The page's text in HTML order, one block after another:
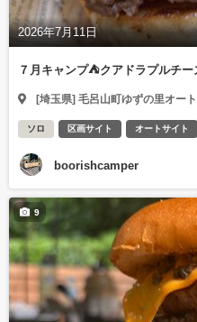
2026年7月11日
７月キャンプ⛺️クアドラプルチ
[埼玉県] 毛呂山町ゆずの里オー
ソロ 区画サイト オートサイト
boorishcamper
9